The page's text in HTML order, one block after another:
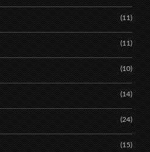
(11)
(11)
(10)
(14)
(24)
(15)